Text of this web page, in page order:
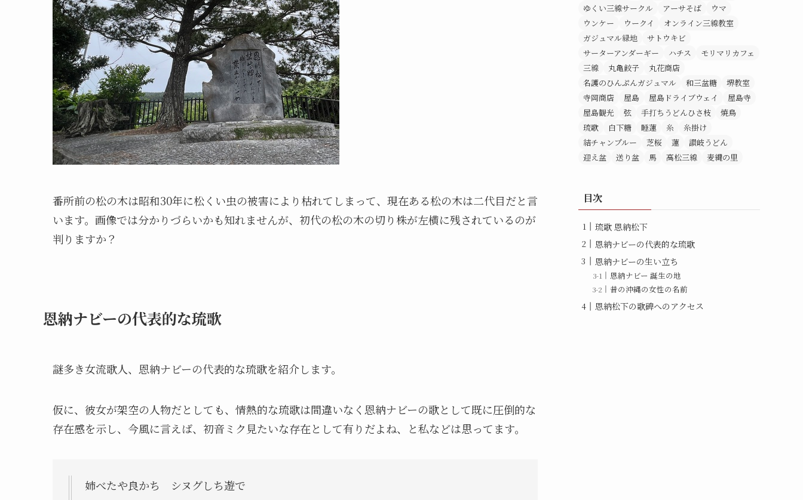
番所前の松の木は昭和30年に松くい虫の被害により枯れてしまって、現在ある松の木は二代目だと言
います。画像では分かりづらいかも知れませんが、初代の松の木の切り株が左横に残されているのが
判りますか？
恩納ナビーの代表的な琉歌
謎多き女流歌人、恩納ナビーの代表的な琉歌を紹介します。
仮に、彼女が架空の人物だとしても、情熱的な琉歌は間違いなく恩納ナビーの歌として既に圧倒的な
存在感を示し、今風に言えば、初音ミク見たいな存在として有りだよね、と私などは思ってます。
姉べたや良かち シヌグしち遊で
ゆくい三線サークル
アーサそば
ウマ
ウンケー
ウークイ
オンライン三線教室
ガジュマル緑地
サトウキビ
サーターアンダーギー
ハチス
モリマリカフェ
三線
丸亀餃子
丸花商店
名護のひんぷんガジュマル
和三盆糖
堺教室
寺岡商店
屋島 屋島ドライブウェイ
屋島寺
屋島観光
弦 手打ちうどんひさ枝
焼鳥
琉歌
白下糖 睡蓮 糸
糸掛け
結チャンプルー
芝桜 蓮
讃岐うどん
迎え盆
送り盆 馬 高松三線 麦縄の里
目次
琉歌 恩納松下
恩納ナビーの代表的な琉歌
恩納ナビーの生い立ち
恩納ナビー 誕生の地
昔の沖縄の女性の名前
恩納松下の歌碑へのアクセス